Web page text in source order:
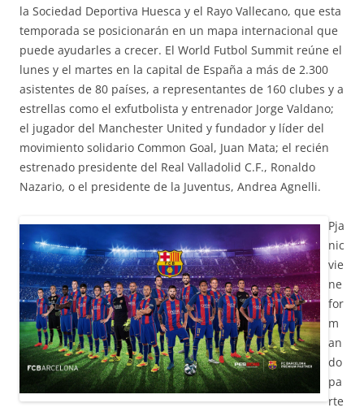
la Sociedad Deportiva Huesca y el Rayo Vallecano, que esta
temporada se posicionarán en un mapa internacional que
puede ayudarles a crecer. El World Futbol Summit reúne el
lunes y el martes en la capital de España a más de 2.300
asistentes de 80 países, a representantes de 160 clubes y a
estrellas como el exfutbolista y entrenador Jorge Valdano;
el jugador del Manchester United y fundador y líder del
movimiento solidario Common Goal, Juan Mata; el recién
estrenado presidente del Real Valladolid C.F., Ronaldo
Nazario, o el presidente de la Juventus, Andrea Agnelli.
Pja
nic
vie
ne
for
m
an
do
pa
rte